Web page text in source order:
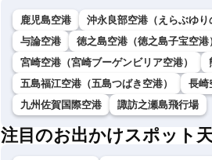
鹿児島空港 沖永良部空港（えらぶゆり
与論空港
徳之島空港（徳之島子宝空港
宮崎空港（宮崎ブーゲンビリア空港）
五島福江空港（五島つばき空港）
長崎
九州佐賀国際空港
諏訪之瀬島飛行場
注目のお出かけスポット天